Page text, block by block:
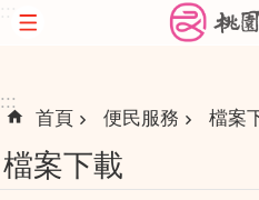
跳到主要內容區塊
:::
首頁 便民服務 檔案
檔案下載